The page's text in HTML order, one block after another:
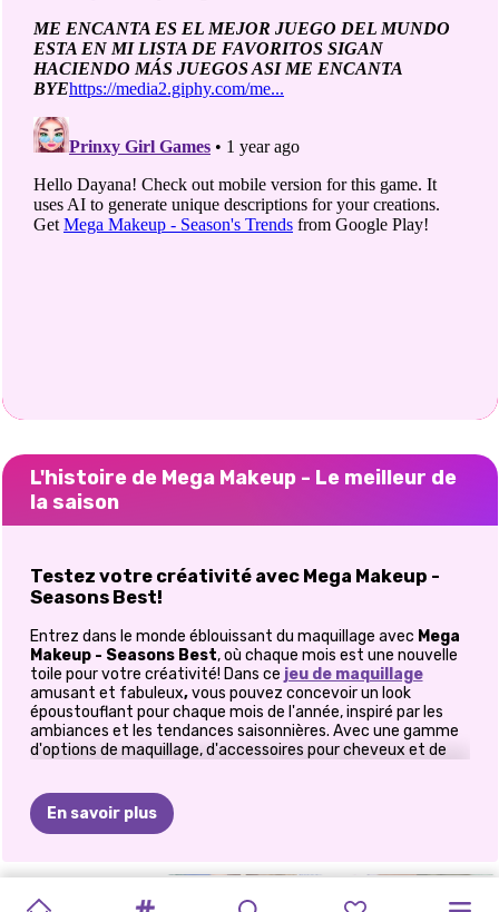
L'histoire de Mega Makeup - Le meilleur de
la saison
Testez votre créativité avec Mega Makeup -
Seasons Best!
Entrez dans le monde éblouissant du maquillage avec Mega
Makeup - Seasons Best, où chaque mois est une nouvelle
toile pour votre créativité! Dans ce jeu de maquillage
amusant et fabuleux,vous pouvez concevoir un look
époustouflant pour chaque mois de l'année, inspiré par les
ambiances et les tendances saisonnières. Avec une gamme
d'options de maquillage, d'accessoires pour cheveux et de
Comment jouer à Mega Makeup - Seasons Best
ou mode Freestyle
En savoir plus
MAQUILLAGE
RELOOKING ROUTINE
MAQUILLAGE ROUTINE RELOOKING